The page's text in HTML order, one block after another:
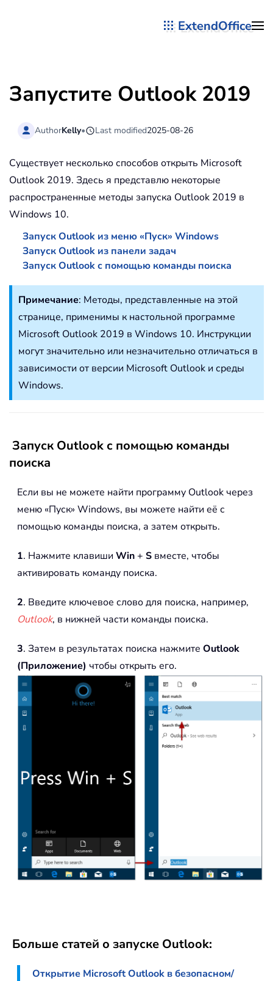
ExtendOffice
Запустите Outlook 2019
AuthorKelly• Last modified2025-08-26
Существует несколько способов открыть Microsoft
Outlook 2019. Здесь я представлю некоторые
распространенные методы запуска Outlook 2019 в
Windows 10.
Запуск Outlook из меню «Пуск» Windows
Запуск Outlook из панели задач
Запуск Outlook с помощью команды поиска
Примечание: Методы, представленные на этой
странице, применимы к настольной программе
Microsoft Outlook 2019 в Windows 10. Инструкции
могут значительно или незначительно отличаться в
зависимости от версии Microsoft Outlook и среды
Windows.
Запуск Outlook с помощью команды
поиска
Если вы не можете найти программу Outlook через
меню «Пуск» Windows, вы можете найти её с
помощью команды поиска, а затем открыть.
1. Нажмите клавиши Win+ S вместе, чтобы
активировать команду поиска.
2. Введите ключевое слово для поиска, например,
Outlook, в нижней части команды поиска.
3. Затем в результатах поиска нажмите Outlook
(Приложение) чтобы открыть его.
Больше статей о запуске Outlook:
Открытие Microsoft Outlook в безопасном/